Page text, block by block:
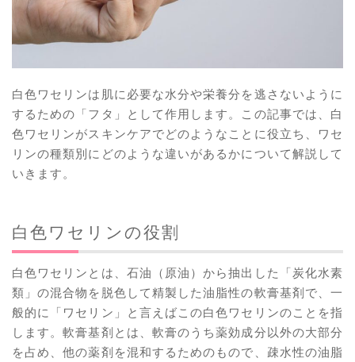
白色ワセリンは肌に必要な水分や栄養分を逃さないように
するための「フタ」として作用します。この記事では、白
色ワセリンがスキンケアでどのようなことに役立ち、ワセ
リンの種類別にどのような違いがあるかについて解説して
いきます。
白色ワセリンの役割
白色ワセリンとは、石油（原油）から抽出した「炭化水素
類」の混合物を脱色して精製した油脂性の軟膏基剤で、一
般的に「ワセリン」と言えばこの白色ワセリンのことを指
します。軟膏基剤とは、軟膏のうち薬効成分以外の大部分
を占め、他の薬剤を混和するためのもので、疎水性の油脂